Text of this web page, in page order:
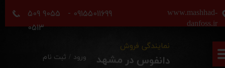
www.mashhad-
danfoss.ir
09155011699 - 9055 509
0513
نمایندگی فروش
ورود / ثبت نام
حساب کاربری من
تغییر گذر واژه
دانفوس در مشهد